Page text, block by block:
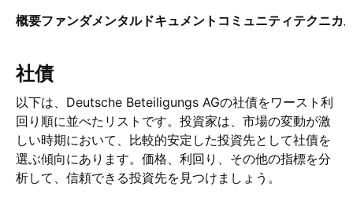
概要ファンダメンタルドキュメント コミュニティテクニカ
社債
以下は、Deutsche Beteiligungs AGの社債をワースト利
回り順に並べたリストです。投資家は、市場の変動が激
しい時期において、比較的安定した投資先として社債を
選ぶ傾向にあります。価格、利回り、その他の指標を分
析して、信頼できる投資先を見つけましょう。